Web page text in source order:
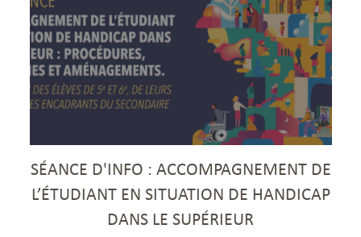
SÉANCE D'INFO : ACCOMPAGNEMENT DE
L’ÉTUDIANT EN SITUATION DE HANDICAP
DANS LE SUPÉRIEUR